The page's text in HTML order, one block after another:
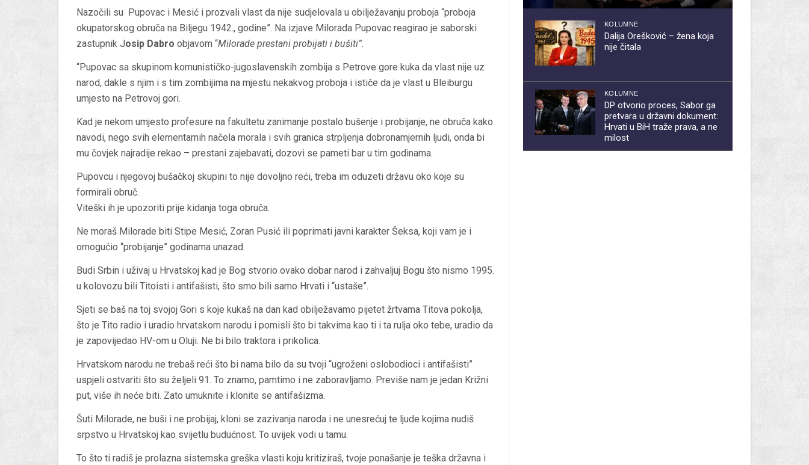
Nazočili su Pupovac i Mesić i prozvali vlast da nije sudjelovala u obilježavanju proboja “proboja
okupatorskog obruča na Biljegu 1942., godine”. Na izjave Milorada Pupovac reagirao je saborski
zastupnik Josip Dabro objavom “Milorade prestani probijati i bušiti”.
“Pupovac sa skupinom komunističko-jugoslavenskih zombija s Petrove gore kuka da vlast nije uz
narod, dakle s njim i s tim zombijima na mjestu nekakvog proboja i ističe da je vlast u Bleiburgu
umjesto na Petrovoj gori.
Kad je nekom umjesto profesure na fakultetu zanimanje postalo bušenje i probijanje, ne obruča kako
navodi, nego svih elementarnih načela morala i svih granica strpljenja dobronamjernih ljudi, onda bi
mu čovjek najradije rekao – prestani zajebavati, dozovi se pameti bar u tim godinama.
Pupovcu i njegovoj bušačkoj skupini to nije dovoljno reći, treba im oduzeti državu oko koje su
formirali obruč.
Viteški ih je upozoriti prije kidanja toga obruča.
Ne moraš Milorade biti Stipe Mesić, Zoran Pusić ili poprimati javni karakter Šeksa, koji vam je i
omogućio “probijanje” godinama unazad.
Budi Srbin i uživaj u Hrvatskoj kad je Bog stvorio ovako dobar narod i zahvaljuj Bogu što nismo 1995.
u kolovozu bili Titoisti i antifašisti, što smo bili samo Hrvati i “ustaše”.
Sjeti se baš na toj svojoj Gori s koje kukaš na dan kad obilježavamo pijetet žrtvama Titova pokolja,
što je Tito radio i uradio hrvatskom narodu i pomisli što bi takvima kao ti i ta rulja oko tebe, uradio da
je zapovijedao HV-om u Oluji. Ne bi bilo traktora i prikolica.
Hrvatskom narodu ne trebaš reći što bi nama bilo da su tvoji “ugroženi oslobodioci i antifašisti”
uspjeli ostvariti što su željeli 91. To znamo, pamtimo i ne zaboravljamo. Previše nam je jedan Križni
put, više ih neće biti. Zato umuknite i klonite se antifašizma.
Šuti Milorade, ne buši i ne probijaj, kloni se zazivanja naroda i ne unesrećuj te ljude kojima nudiš
srpstvo u Hrvatskoj kao svijetlu budućnost. To uvijek vodi u tamu.
To što ti radiš je prolazna sistemska greška vlasti koju kritiziraš, tvoje ponašanje je teška državna i
KOLUMNE
Dalija Orešković – žena koja
nije čitala
KOLUMNE
DP otvorio proces, Sabor ga
pretvara u državni dokument:
Hrvati u BiH traže prava, a ne
milost